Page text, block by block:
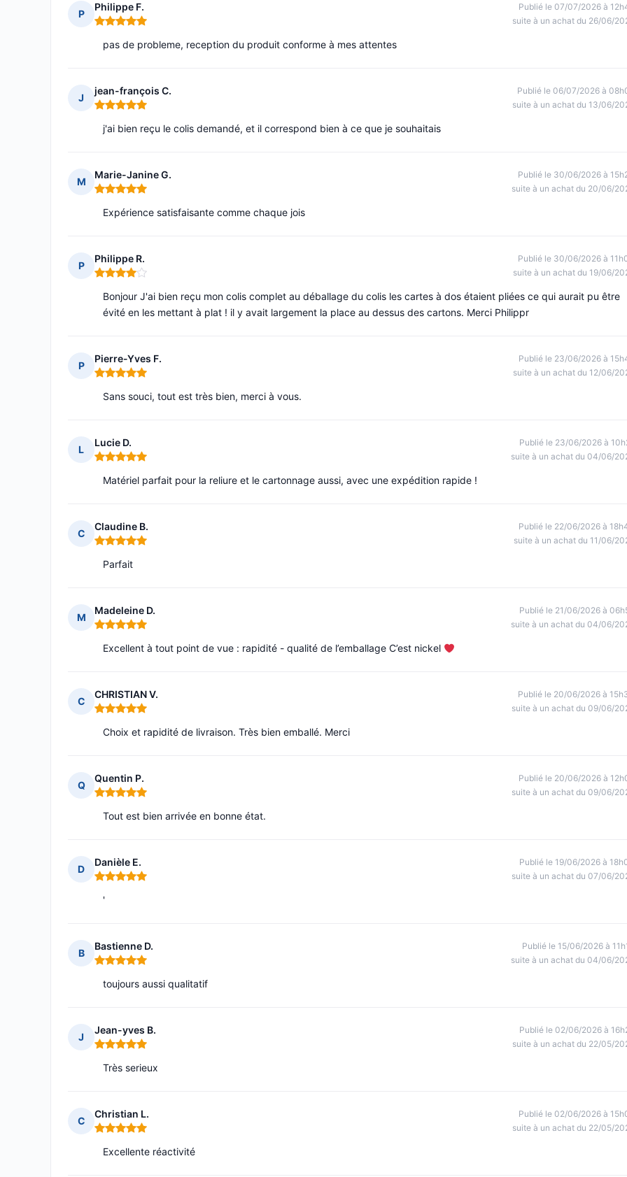
P
Philippe F.
Note : 5 sur 5
Publié le 07/07/2026 à
suite à un achat du 26/06/
pas de probleme, reception du produit conforme à mes attentes
J
jean-françois C.
Note : 5 sur 5
Publié le 06/07/2026 à
suite à un achat du 13/06/
j'ai bien reçu le colis demandé, et il correspond bien à ce que je souhaitais
M
Marie-Janine G.
Note : 5 sur 5
Publié le 30/06/2026 à
suite à un achat du 20/06/
Expérience satisfaisante comme chaque jois
P
Philippe R.
Note : 4 sur 5
Publié le 30/06/2026 à
suite à un achat du 19/06/
Bonjour J'ai bien reçu mon colis complet au déballage du colis les cartes à dos étaient pliées ce qui aurait pu être
évité en les mettant à plat ! il y avait largement la place au dessus des cartons. Merci Philippr
P
Pierre-Yves F.
Note : 5 sur 5
Publié le 23/06/2026 à
suite à un achat du 12/06/
Sans souci, tout est très bien, merci à vous.
L
Lucie D.
Note : 5 sur 5
Publié le 23/06/2026 à
suite à un achat du 04/06/
Matériel parfait pour la reliure et le cartonnage aussi, avec une expédition rapide !
C
Claudine B.
Note : 5 sur 5
Publié le 22/06/2026 à
suite à un achat du 11/06/
Parfait
M
Madeleine D.
Note : 5 sur 5
Publié le 21/06/2026 à
suite à un achat du 04/06/
Excellent à tout point de vue : rapidité - qualité de l’emballage C’est nickel
C
CHRISTIAN V.
Note : 5 sur 5
Publié le 20/06/2026 à
suite à un achat du 09/06/
Choix et rapidité de livraison. Très bien emballé. Merci
Q
Quentin P.
Note : 5 sur 5
Publié le 20/06/2026 à
suite à un achat du 09/06/
Tout est bien arrivée en bonne état.
D
Danièle E.
Note : 5 sur 5
Publié le 19/06/2026 à
suite à un achat du 07/06/
'
B
Bastienne D.
Note : 5 sur 5
Publié le 15/06/2026 à
suite à un achat du 04/06/
toujours aussi qualitatif
J
Jean-yves B.
Note : 5 sur 5
Publié le 02/06/2026 à
suite à un achat du 22/05/
Très serieux
C
Christian L.
Note : 5 sur 5
Publié le 02/06/2026 à
suite à un achat du 22/05/
Excellente réactivité